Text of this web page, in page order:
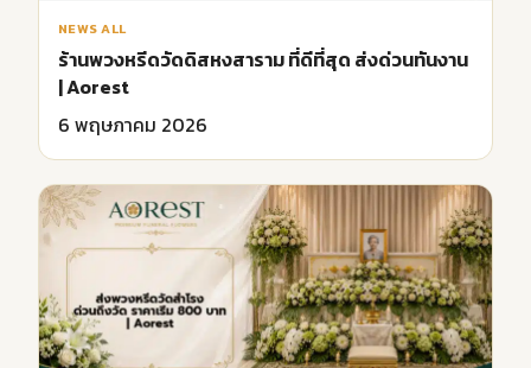
NEWS ALL
ร้านพวงหรีดวัดดิสหงสาราม ที่ดีที่สุด ส่งด่วนทันงาน
| Aorest
6 พฤษภาคม 2026